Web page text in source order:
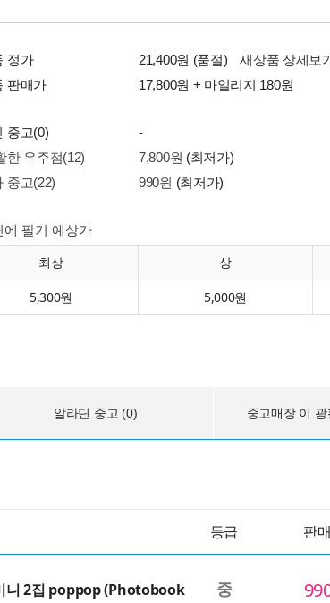
정가 21,400원 (품절)
새상품 상세보
판매가
17,800원 + 마일리지 180원
중고(0)
-
한 우주점(12)
7,800원 (최저가)
중고(22)
990원 (최저가)
에 팔기 예상가
최상 상
5,300원 5,000원
알라딘 중고 (0) 중고매장 이
등급 판
니 2집 poppop (Photobook 중